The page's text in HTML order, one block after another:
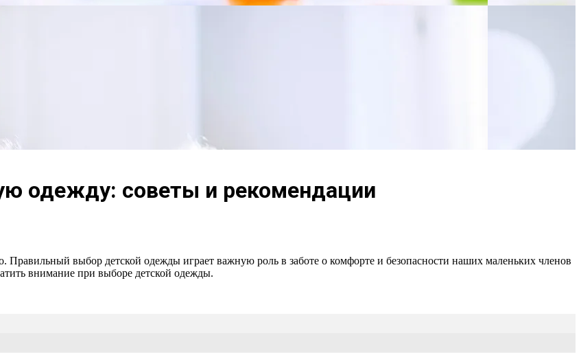
одежду: советы и рекомендации
Правильный выбор детской одежды играет важную роль в заботе о комфорте и безопасности наших маленьких членов
внимание при выборе детской одежды.